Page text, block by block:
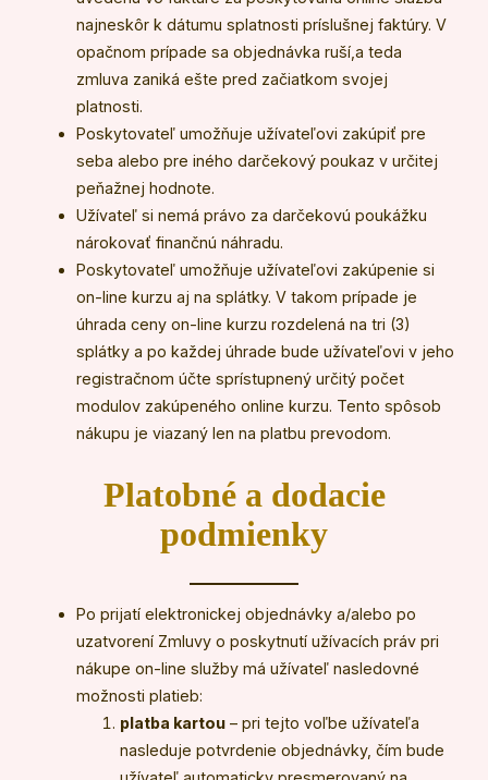
najneskôr k dátumu splatnosti príslušnej faktúry. V
opačnom prípade sa objednávka ruší,a teda
zmluva zaniká ešte pred začiatkom svojej
platnosti.
Poskytovateľ umožňuje užívateľovi zakúpiť pre
seba alebo pre iného darčekový poukaz v určitej
peňažnej hodnote.
Užívateľ si nemá právo za darčekovú poukážku
nárokovať finančnú náhradu.
Poskytovateľ umožňuje užívateľovi zakúpenie si
on-line kurzu aj na splátky. V takom prípade je
úhrada ceny on-line kurzu rozdelená na tri (3)
splátky a po každej úhrade bude užívateľovi v jeho
registračnom účte sprístupnený určitý počet
modulov zakúpeného online kurzu. Tento spôsob
nákupu je viazaný len na platbu prevodom.
Platobné a dodacie
podmienky
Po prijatí elektronickej objednávky a/alebo po
uzatvorení Zmluvy o poskytnutí užívacích práv pri
nákupe on-line služby má užívateľ nasledovné
možnosti platieb:
platba kartou – pri tejto voľbe užívateľa
nasleduje potvrdenie objednávky, čím bude